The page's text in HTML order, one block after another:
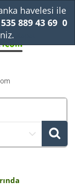
havelesi ile
889 43 69 0